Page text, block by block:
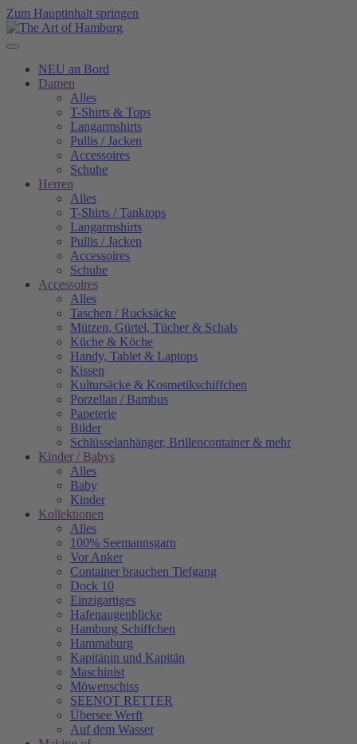
Zum Hauptinhalt springen
NEU an Bord
Damen
Alles
T-Shirts & Tops
Langarmshirts
Pullis / Jacken
Accessoires
Schuhe
Herren
Alles
T-Shirts / Tanktops
Langarmshirts
Pullis / Jacken
Accessoires
Schuhe
Accessoires
Alles
Taschen / Rucksäcke
Mützen, Gürtel, Tücher & Schals
Küche & Köche
Handy, Tablet & Laptops
Kissen
Kultursäcke & Kosmetikschiffchen
Porzellan / Bambus
Papeterie
Bilder
Schlüsselanhänger, Brillencontainer & mehr
Kinder / Babys
Alles
Baby
Kinder
Kollektionen
Alles
100% Seemannsgarn
Vor Anker
Container brauchen Tiefgang
Dock 10
Einzigartiges
Hafenaugen­blicke
Hamburg Schiffchen
Hammaburg
Kapitänin und Kapitän
Maschinist
Möwenschiss
SEENOT RETTER
Übersee Werft
Auf dem Wasser